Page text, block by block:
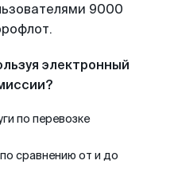
9000
электронный
по перевозке
сравнению от и до